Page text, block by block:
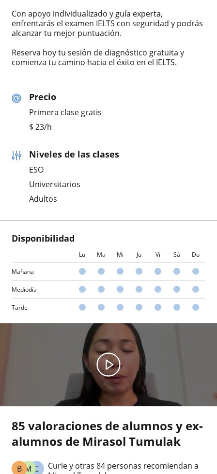
Precio
Primera clase gratis
$ 23/h
Niveles de las clases
ESO
Universitarios
Adultos
Disponibilidad
Lu Ma Mi Ju Vi Sá Do
Mañana
Mediodía
Tarde
Con apoyo individualizado y guía experta,
enfrentarás el examen IELTS con seguridad y podrás
alcanzar tu mejor puntuación.
Reserva hoy tu sesión de diagnóstico gratuita y
comienza tu camino hacia el éxito en el IELTS.
85 valoraciones de alumnos y ex-
alumnos de Mirasol Tumulak
C
M
B
Curie y otras 84 personas recomiendan a